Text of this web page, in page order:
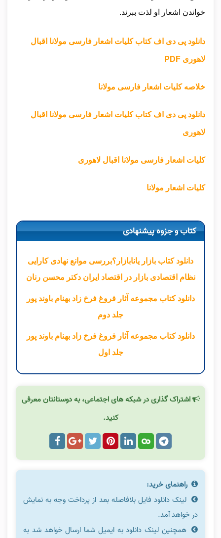
خواندن اشعار او لذت ببرند.
دانلود پی دی اف کتاب کلیات اشعار فارسی مولانا اقبال
لاهوری PDF
خلاصه کلیات اشعار فارسی مولانا
دانلود پی دی اف کتاب کلیات اشعار فارسی مولانا اقبال
لاهوری
کلیات اشعار فارسی مولانا اقبال لاهوری
کلیات اشعار مولانا
کتاب و جزوه پیشنهادی
دانلود کتاب بازار یانابازار؟بررسی موانع نهادی کارایی
نظام اقتصادی بازار در اقتصاد ایران دکتر محسن رنان
دانلود کتاب مجموعه آثار فروغ فرخ زاد بهنام باوند پور
جلد دوم
دانلود کتاب مجموعه آثار فروغ فرخ زاد بهنام باوند پور
جلد اول
اشتراک گذاری در شبکه های اجتماعی، به دوستانتان معرفی
کنید.
راهنمای خرید:
لینک دانلود فایل بلافاصله بعد از پرداخت وجه به نمایش
در خواهد آمد.
همچنین لینک دانلود به ایمیل شما ارسال خواهد شد به